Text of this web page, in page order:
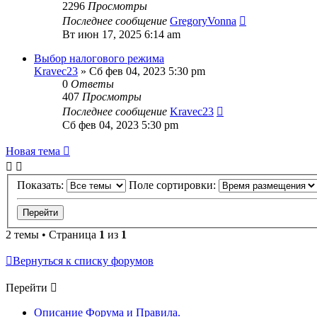
2296 Просмотры
Последнее сообщение GregoryVonna
Вт июн 17, 2025 6:14 am
Выбор налогового режима
Kravec23 » Сб фев 04, 2023 5:30 pm
0 Ответы
407 Просмотры
Последнее сообщение Kravec23
Сб фев 04, 2023 5:30 pm
Новая тема
Показать: Поле сортировки:
2 темы • Страница 1 из 1
Вернуться к списку форумов
Перейти
Описание Форума и Правила.